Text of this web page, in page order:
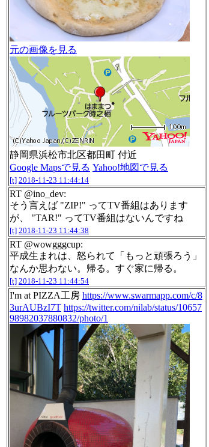
元の画像を見る
静岡県浜松市北区都田町 付近
Google Mapsで見る Yahoo!地図で見る
[t] 2018-11-23 11:44:14
RT @ino_dev:
そう言えば "ZIP!" ってTV番組はあります
が、 "TAR!" ってTV番組はないんですね
[t] 2018-11-23 11:44:38
RT @wowgggcup:
平成生まれは、怒られて「もっと頑張ろう」
なんか思わない。帰る。すぐ家に帰る。
[t] 2018-11-23 11:44:54
I'm at PIZZA工房 https://www.swarmapp.com/c/8
3urAUBzI7T https://twitter.com/nilab/status/10657
98982037880832/photo/1